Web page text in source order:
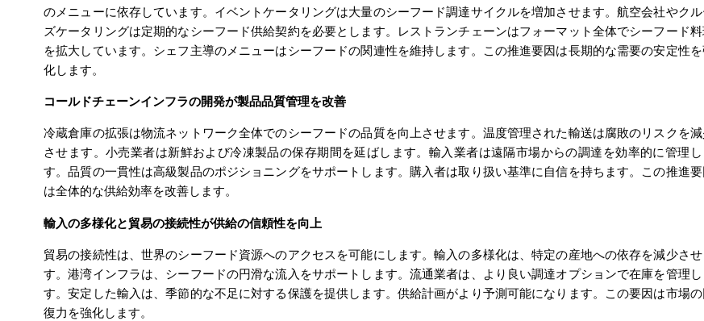
のメニューに依存しています。イベントケータリングは大量のシーフード調達サイクルを増加させます。航空会社やク
ズケータリングは定期的なシーフード供給契約を必要とします。レストランチェーンはフォーマット全体でシーフード
を拡大しています。シェフ主導のメニューはシーフードの関連性を維持します。この推進要因は長期的な需要の安定性
化します。
コールドチェーンインフラの開発が製品品質管理を改善
冷蔵倉庫の拡張は物流ネットワーク全体でのシーフードの品質を向上させます。温度管理された輸送は腐敗のリスクを
させます。小売業者は新鮮および冷凍製品の保存期間を延ばします。輸入業者は遠隔市場からの調達を効率的に管理し
す。品質の一貫性は高級製品のポジショニングをサポートします。購入者は取り扱い基準に自信を持ちます。この推進
は全体的な供給効率を改善します。
輸入の多様化と貿易の接続性が供給の信頼性を向上
貿易の接続性は、世界のシーフード資源へのアクセスを可能にします。輸入の多様化は、特定の産地への依存を減少させ
す。港湾インフラは、シーフードの円滑な流入をサポートします。流通業者は、より良い調達オプションで在庫を管理し
す。安定した輸入は、季節的な不足に対する保護を提供します。供給計画がより予測可能になります。この要因は市場
復力を強化します。